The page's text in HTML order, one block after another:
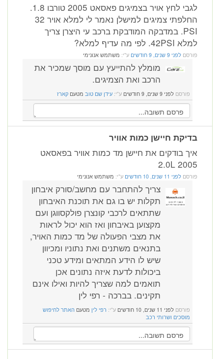
לגבי לחץ אויר בצמיגים פאסאט 2005 טורבו 1.8.
החלפתי צמיגים למישלן נאמר לי למלא אויר 32
PSI. במדבקה המודבקת ברכב עי היצרן צריך
למלא 42PSI. לפי מה עדיף למלא?
פורסם לפני 9 שנים, 9 חודשים ע"י: משתמש אנונימי
מומלץ להתייעץ עם מוסך שמכיר את
הרכב ואת הצמיגים.
פורסם לפני 9 שנים, 9 חודשים ע"י: עידן שם טוב מטעם קארז
בדיקת חיישן כמות אוויר
איך בודקים את חיישן מד כמות אוויר בפאסאט
2005 2.0L
פורסם לפני 11 שנים, 10 חודשים ע"י: משתמש אנונימי
צריך להתחבר עם מחשב/סורק איבחון
תקלות יש בו גם את תוכנת האיבחון
שתתאים לרכבי קונצרן פולקסווגן ועם
מקצוען באיבחון ואז הוא יכול לראות
את מצבי הפעולה של מד כמות האויר,
בתנאים משתנים ואת נתוניו ומכיוון
שיש לו הידע המתאים ומידע טכני
ביכולות לדעת איזה נתונים אכן
תואמים למה שצריך להיות ואילו אינם
תקינים. בברכה - רפי לין
פורסם לפני 11 שנים, 10 חודשים ע"י: רפי לין מטעם האתר לחיפוש
מוסכים ושרותי רכב